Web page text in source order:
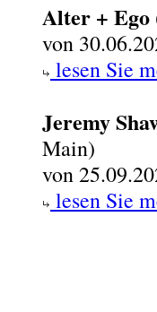
Alter + Ego
von
lesen Sie
Jeremy
Main)
von
lesen Sie